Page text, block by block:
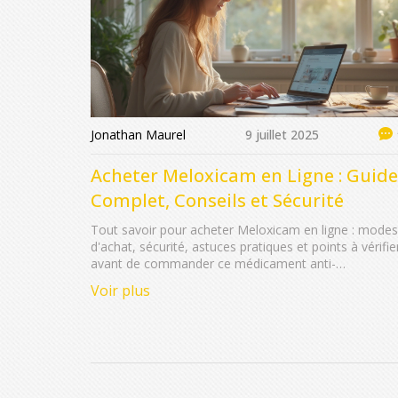
Jonathan Maurel 9 juillet 2025
Acheter Meloxicam en Ligne : Guide
Complet, Conseils et Sécurité
Tout savoir pour acheter Meloxicam en ligne : modes
d'achat, sécurité, astuces pratiques et points à
avant de commander ce médicament anti-
Voir plus